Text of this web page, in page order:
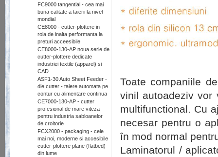
FC9000 tangential - cea mai
buna calitate a taierii la nivel
mondial
CE8000 - cutter-plottere in
rola de inalta performanta la
preturi acceesibile
CE8000-130-AP noua serie de
cutter-plottere dedicate
industriei textile (apparel) si
CAD
ASF1-30 Auto Sheet Feeder -
die cutter - taiere automata pe
contur cu alimentare continua
CE7000-130-AP - cutter
profesional de mare viteza
pentru industria sabloanelor
de croitorie
FCX2000 - packaging - cele
mai noi, moderne si accesibile
cutter-plottere plane (flatbed)
din lume
Toate companiile
vinil autoadeziv vor
multifunctional. Cu
necesar pentru o
în mod normal
Laminatorul /